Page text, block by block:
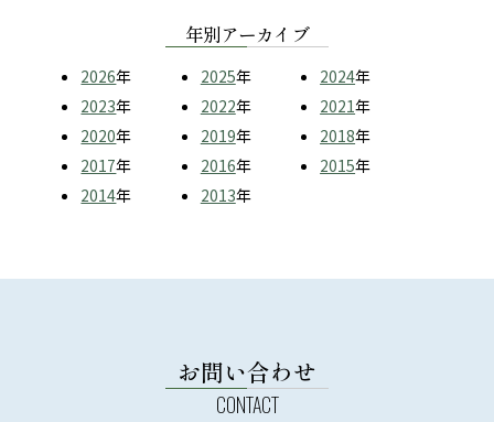
年別アーカイブ
2026年 2025年 2024年
2023年 2022年 2021年
2020年 2019年 2018年
2017年 2016年 2015年
2014年 2013年
お問い合わせ